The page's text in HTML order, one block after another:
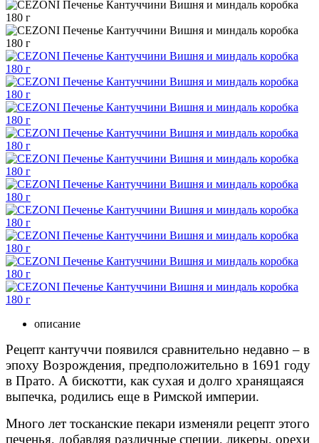
описание
Рецепт кантуччи появился сравнительно недавно – в
эпоху Возрождения, предположительно в 1691 году
в Прато. А бискотти, как сухая и долго хранящаяся
выпечка, родились еще в Римской империи.
Много лет тосканские пекари изменяли рецепт этого
печенья, добавляя различные специи, ликеры, орехи